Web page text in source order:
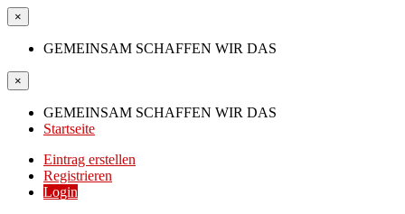
×
GEMEINSAM SCHAFFEN WIR DAS
×
GEMEINSAM SCHAFFEN WIR DAS
Startseite
Eintrag erstellen
Registrieren
Login